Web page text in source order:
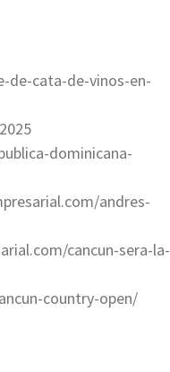
de-cata-de-vinos-en-
dominicana-
andres-
cancun-sera-la-
country-open/